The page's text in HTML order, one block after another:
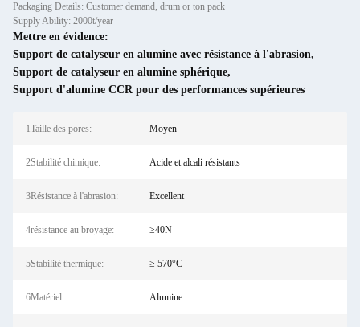
Packaging Details: Customer demand, drum or ton pack
Supply Ability: 2000t/year
Mettre en évidence:
Support de catalyseur en alumine avec résistance à l'abrasion,
Support de catalyseur en alumine sphérique,
Support d'alumine CCR pour des performances supérieures
1Taille des pores: Moyen
2Stabilité chimique: Acide et alcali résistants
3Résistance à l'abrasion: Excellent
4résistance au broyage: ≥40N
5Stabilité thermique: ≥ 570°C
6Matériel: Alumine